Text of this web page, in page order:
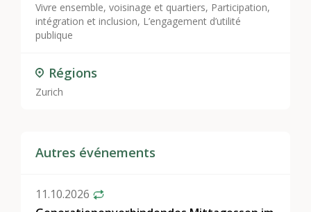
Vivre ensemble, voisinage et quartiers, Participation,
intégration et inclusion, L’engagement d’utilité
publique
Régions
Zurich
Autres événements
11.10.2026